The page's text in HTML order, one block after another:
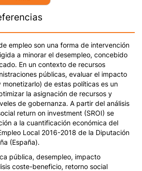
empleo son una forma de intervención
a minorar el desempleo, concebido
En un contexto de recursos
públicas, evaluar el impacto
de estas políticas es un
la asignación de recursos y
de gobernanza. A partir del análisis
return on investment (SROI) se
a la cuantificación económica del
Local 2016-2018 de la Diputación
(España).
pública, desempleo, impacto
coste-beneficio, retorno social